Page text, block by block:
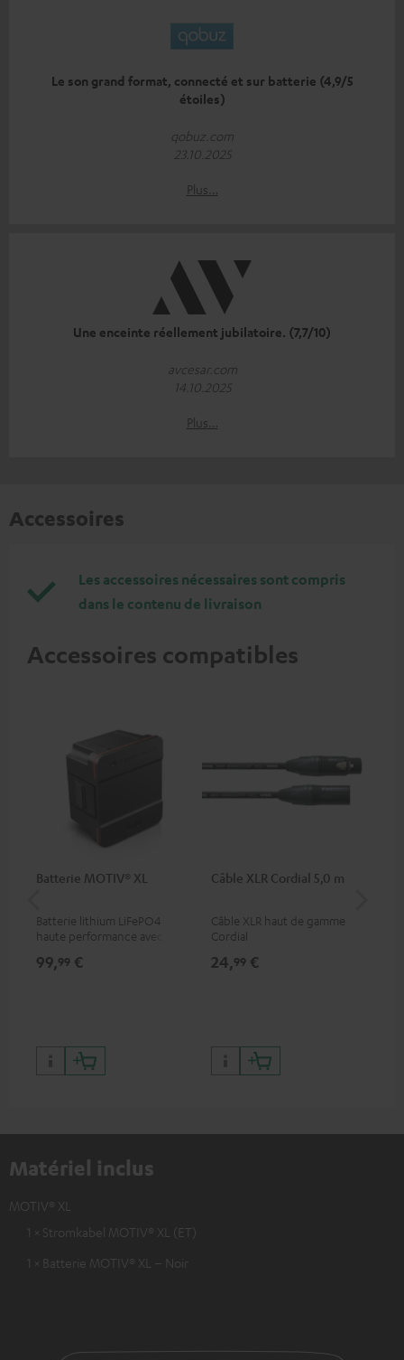
Le son grand format, connecté et sur batterie (4,9/5
étoiles)
qobuz.com
23.10.2025
Plus…
Une enceinte réellement jubilatoire. (7,7/10)
avcesar.com
14.10.2025
Plus…
Accessoires
Les accessoires nécessaires sont compris
dans le contenu de livraison
Accessoires compatibles
Batterie MOTIV® XL
Batterie lithium LiFePO4
haute performance avec
décharge profonde pour la
99,99 €
Câble XLR Cordial 5,0 m
Câble XLR haut de gamme
Cordial
24,99 €
Matériel inclus
MOTIV® XL
1 × Stromkabel MOTIV® XL (ET)
1 × Batterie MOTIV® XL – Noir